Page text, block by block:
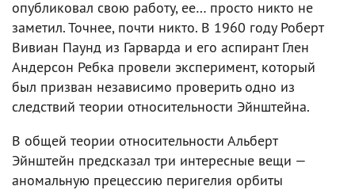
опубликовал свою работу, ее… просто никто не
заметил. Точнее, почти никто. В 1960 году Роберт
Вивиан Паунд из Гарварда и его аспирант Глен
Андерсон Ребка провели эксперимент, который
был призван независимо проверить одно из
следствий теории относительности Эйнштейна.
В общей теории относительности Альберт
Эйнштейн предсказал три интересные вещи —
аномальную прецессию перигелия орбиты